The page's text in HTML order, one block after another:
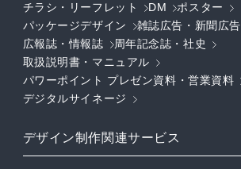
チラシ・リーフレット DM
ポスター
パッケージデザイン
雑誌広告・新聞広告
広報誌・情報誌
周年記念誌・社史
取扱説明書・マニュアル
パワーポイント プレゼン資料・営業資料
デジタルサイネージ
デザイン制作関連サービス